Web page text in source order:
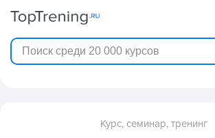
Курс, семинар, тренинг